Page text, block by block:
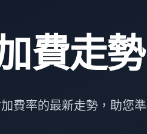
費走勢
費率的最新走勢，助您